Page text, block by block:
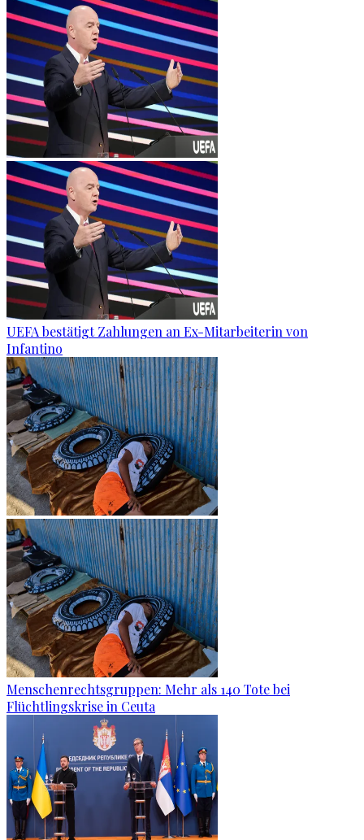
UEFA bestätigt Zahlungen an Ex-Mitarbeiterin von
Infantino
Menschenrechtsgruppen: Mehr als 140 Tote bei
Flüchtlingskrise in Ceuta